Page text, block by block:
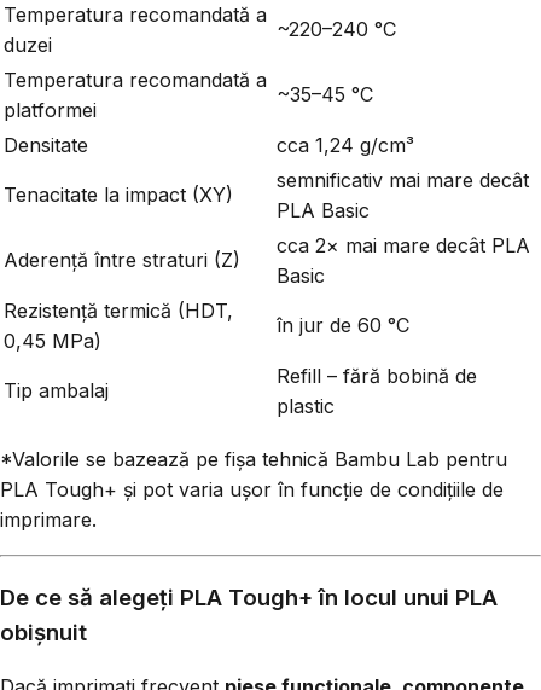
Temperatura recomandată a
duzei
~220–240 °C
Temperatura recomandată a
platformei
~35–45 °C
Densitate cca 1,24 g/cm³
Tenacitate la impact (XY)
semnificativ mai mare decât
PLA Basic
Aderență între straturi (Z)
cca 2× mai mare decât PLA
Basic
Rezistență termică (HDT,
0,45 MPa)
în jur de 60 °C
Tip ambalaj
Refill – fără bobină de
plastic
*Valorile se bazează pe fișa tehnică Bambu Lab pentru
PLA Tough+ și pot varia ușor în funcție de condițiile de
imprimare.
De ce să alegeți PLA Tough+ în locul unui PLA
obișnuit